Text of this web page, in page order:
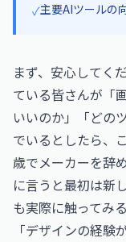
✓主要AIツールの
まず、安心してく
ている皆さんが「
いいのか」「どの
でいるとしたら、
歳でメーカーを辞
に言うと最初は新
も実際に触ってみ
「デザインの経